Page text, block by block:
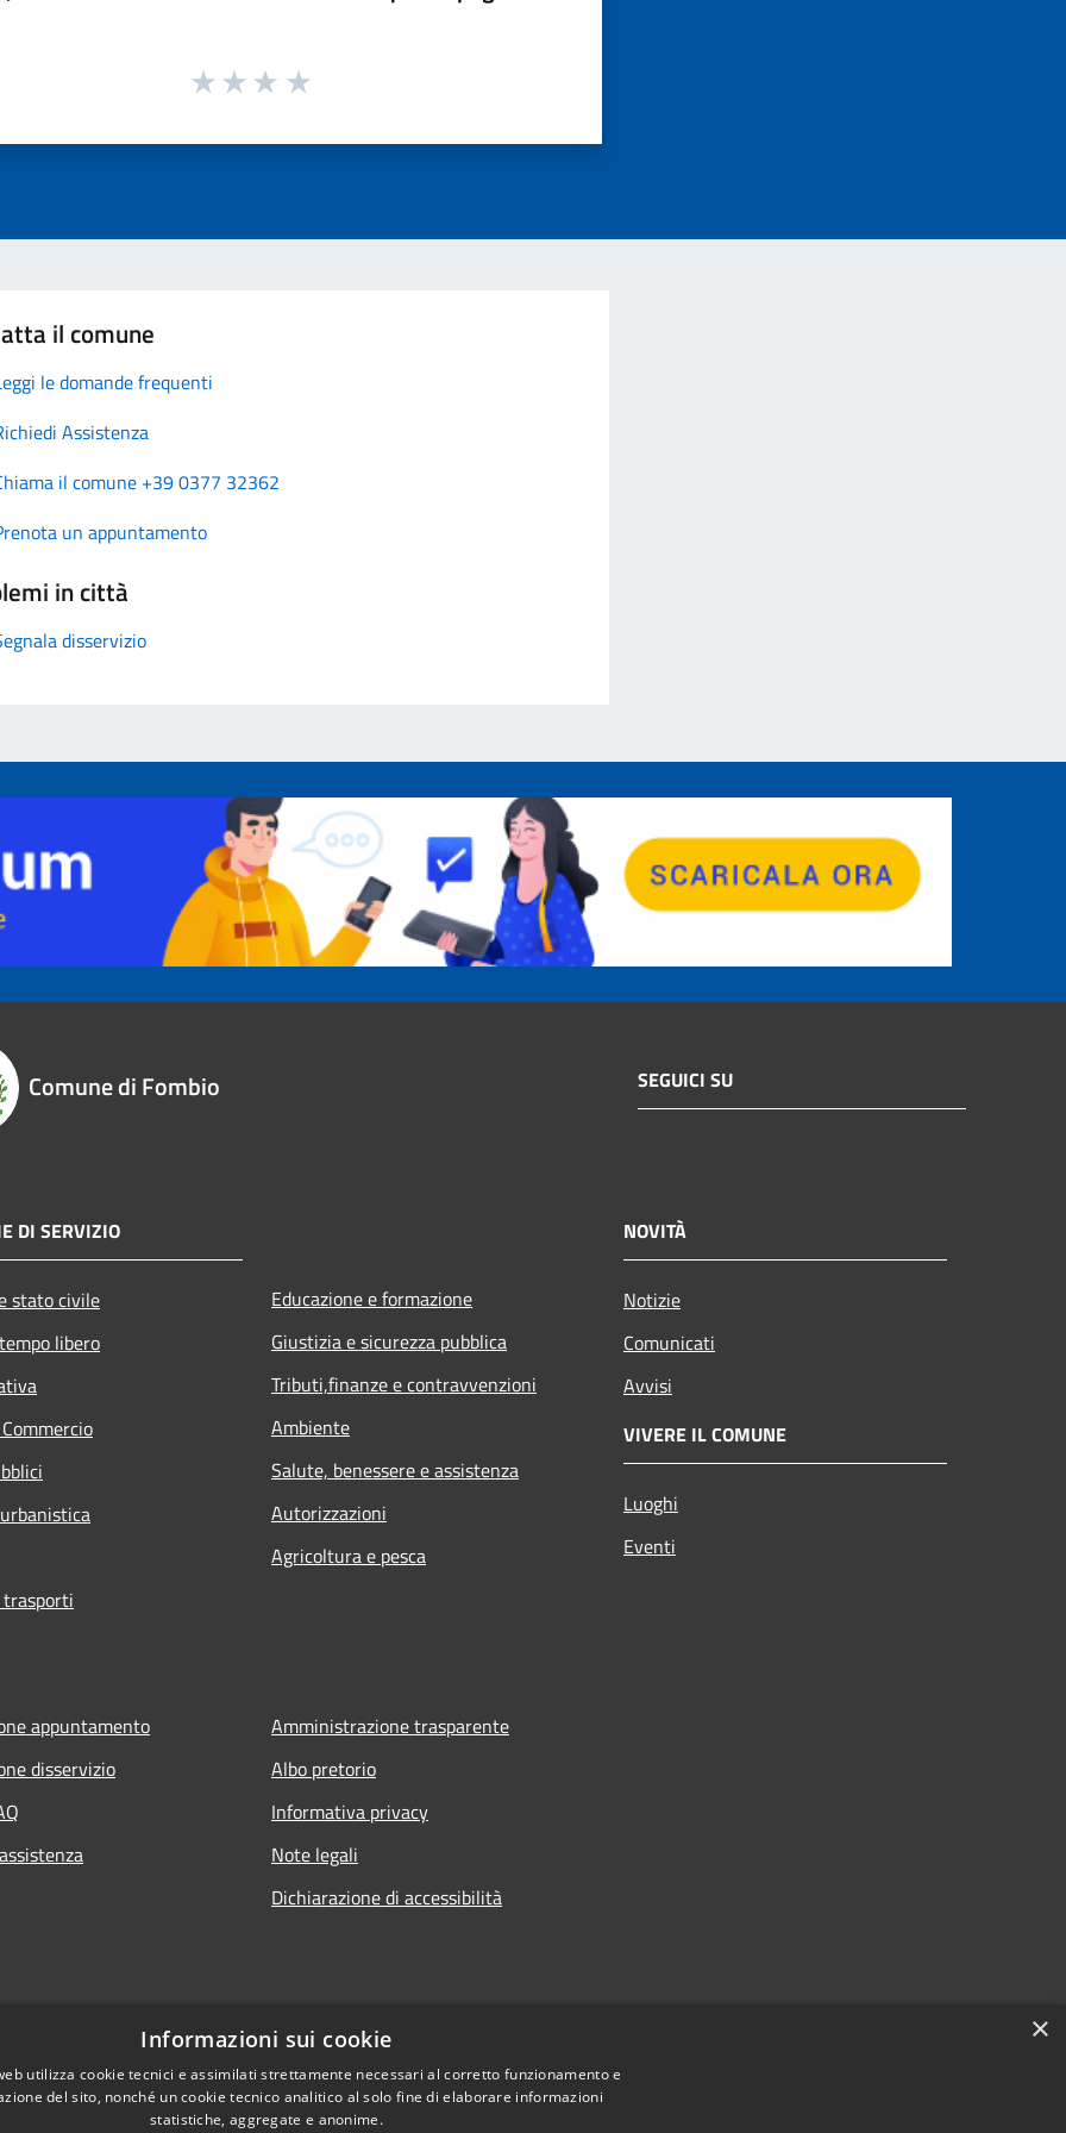
il comune
le domande frequenti
Assistenza
il comune +39 0377 32362
un appuntamento
in città
disservizio
Comune di Fombio SEGUICI SU
DI SERVIZIO
stato civile
libero
Educazione e formazione
Giustizia e sicurezza pubblica
Tributi,finanze e contravvenzioni
Ambiente
Salute, benessere e assistenza
Autorizzazioni
Agricoltura e pesca
NOVITÀ
Notizie
Comunicati
Avvisi
VIVERE IL COMUNE
Luoghi
Eventi
appuntamento
disservizio
Amministrazione trasparente
Albo pretorio
Informativa privacy
Note legali
Dichiarazione di accessibilità
×
Informazioni sui cookie
utilizza cookie tecnici e assimilati strettamente necessari al corretto funzionamento e
del sito, nonché un cookie tecnico analitico al solo fine di elaborare informazioni
statistiche, aggregate e anonime.